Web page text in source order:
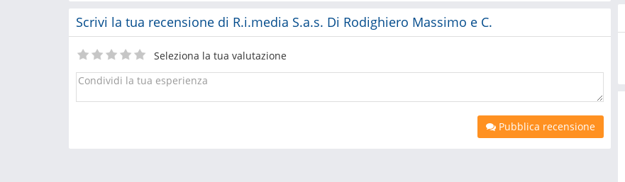
Scrivi la tua recensione di R.i.media S.a.s. Di Rodighiero Massimo e C.
Seleziona la tua valutazione
Pubblica recensione